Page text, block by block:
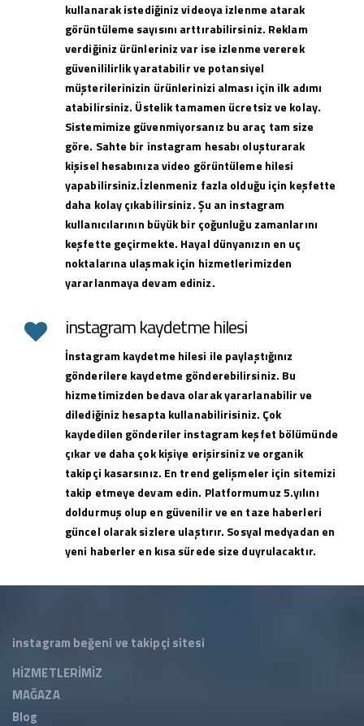
kullanarak istediğiniz videoya izlenme atarak
görüntüleme sayısını arttırabilirsiniz. Reklam
verdiğiniz ürünleriniz var ise izlenme vererek
güvenililirlik yaratabilir ve potansiyel
müşterilerinizin ürünlerinizi alması için ilk adımı
atabilirsiniz. Üstelik tamamen ücretsiz ve kolay.
Sistemimize güvenmiyorsanız bu araç tam size
göre. Sahte bir instagram hesabı oluşturarak
kişisel hesabınıza video görüntüleme hilesi
yapabilirsiniz.İzlenmeniz fazla olduğu için keşfette
daha kolay çıkabilirsiniz. Şu an instagram
kullanıcılarının büyük bir çoğunluğu zamanlarını
keşfette geçirmekte. Hayal dünyanızın en uç
noktalarına ulaşmak için hizmetlerimizden
yararlanmaya devam ediniz.
instagram kaydetme hilesi
İnstagram kaydetme hilesi ile paylaştığınız
gönderilere kaydetme gönderebilirsiniz. Bu
hizmetimizden bedava olarak yararlanabilir ve
dilediğiniz hesapta kullanabilirisiniz. Çok
kaydedilen gönderiler instagram keşfet bölümünde
çıkar ve daha çok kişiye erişirsiniz ve organik
takipçi kasarsınız. En trend gelişmeler için sitemizi
takip etmeye devam edin. Platformumuz 5.yılını
doldurmuş olup en güvenilir ve en taze haberleri
güncel olarak sizlere ulaştırır. Sosyal medyadan en
yeni haberler en kısa sürede size duyrulacaktır.
instagram beğeni ve takipçi sitesi
HİZMETLERİMİZ
MAĞAZA
Blog